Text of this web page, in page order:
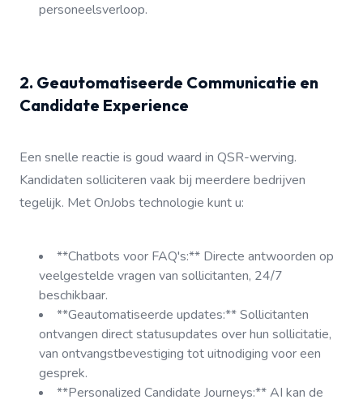
personeelsverloop.
2. Geautomatiseerde Communicatie en
Candidate Experience
Een snelle reactie is goud waard in QSR-werving.
Kandidaten solliciteren vaak bij meerdere bedrijven
tegelijk. Met OnJobs technologie kunt u:
**Chatbots voor FAQ's:** Directe antwoorden op
veelgestelde vragen van sollicitanten, 24/7
beschikbaar.
**Geautomatiseerde updates:** Sollicitanten
ontvangen direct statusupdates over hun sollicitatie,
van ontvangstbevestiging tot uitnodiging voor een
gesprek.
**Personalized Candidate Journeys:** AI kan de